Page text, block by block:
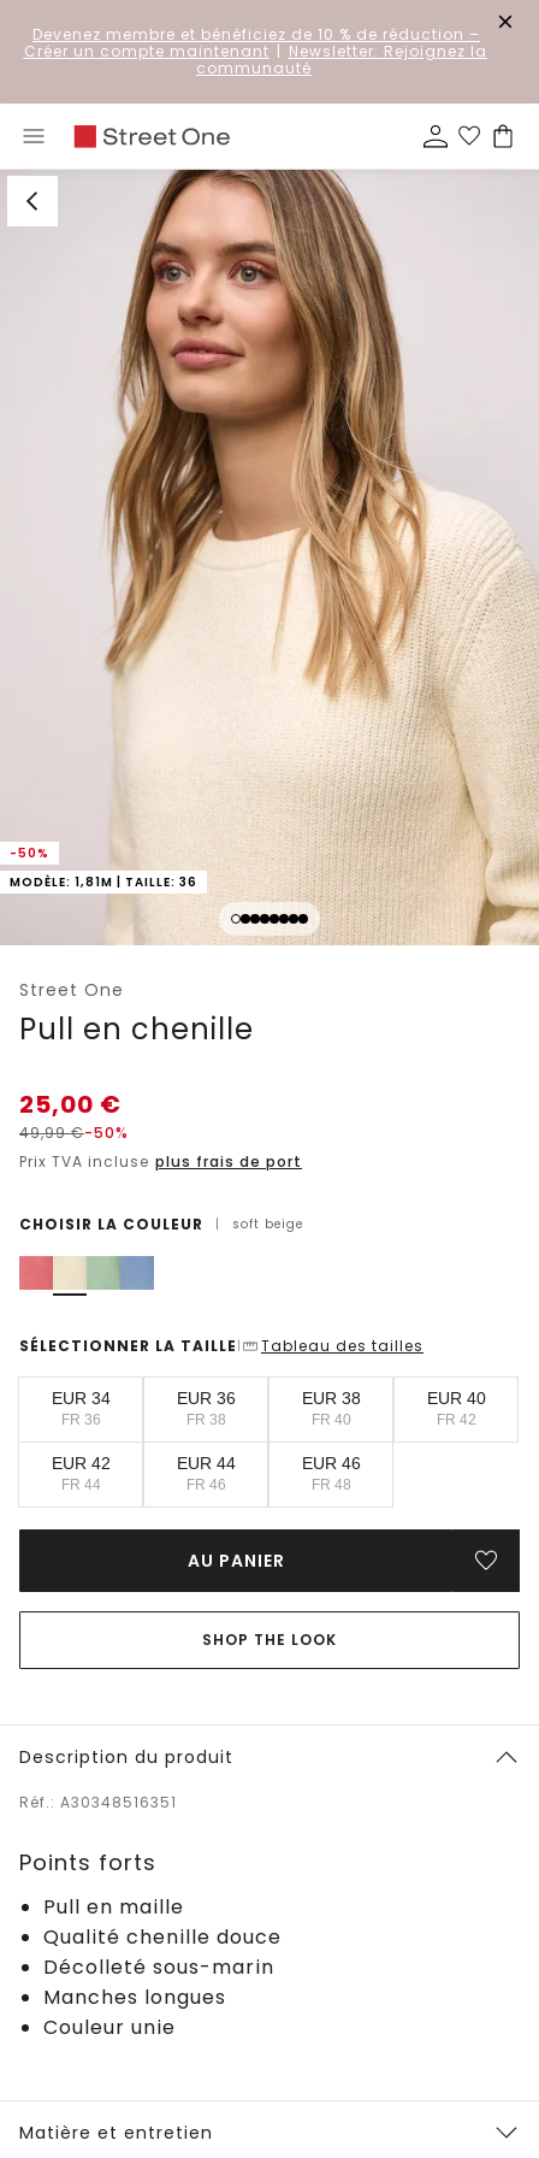
Devenez membre et bénéficiez de 10 % de réduction –
Créer un compte maintenant | Newsletter: Rejoignez la
communauté
-50%
MODÈLE: 1,81M | TAILLE: 36
Street One
Pull en chenille
25,00 €
49,99€-50%
Prix TVA incluse plus frais de port
CHOISIR LA COULEUR | soft beige
SÉLECTIONNER LA TAILLE | Tableau des tailles
EUR 34
FR 36
EUR 36
FR 38
EUR 38
FR 40
EUR 40
FR 42
EUR 42
FR 44
EUR 44
FR 46
EUR 46
FR 48
AU PANIER
SHOP THE LOOK
Description du produit
Réf.: A30348516351
Points forts
Pull en maille
Qualité chenille douce
Décolleté sous-marin
Manches longues
Couleur unie
Matière et entretien